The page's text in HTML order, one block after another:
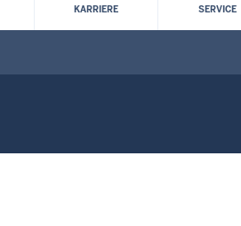
KARRIERE SERVICE